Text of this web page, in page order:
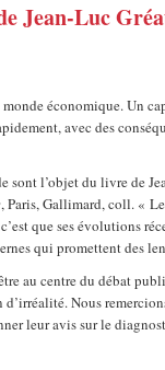
Jean-Luc
économique. Un
avec des
sont l’objet du livre de
, Paris, Gallimard, coll. «
que ses évolutions
qui promettent des
au centre du débat
Nous
leur avis sur le